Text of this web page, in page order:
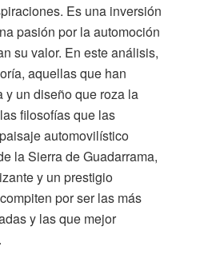
Es una inversión
pasión por la automoción
su valor. En este análisis,
aquellas que han
y un diseño que roza la
filosofías que las
automovilístico
la Sierra de Guadarrama,
y un prestigio
por ser las más
y las que mejor